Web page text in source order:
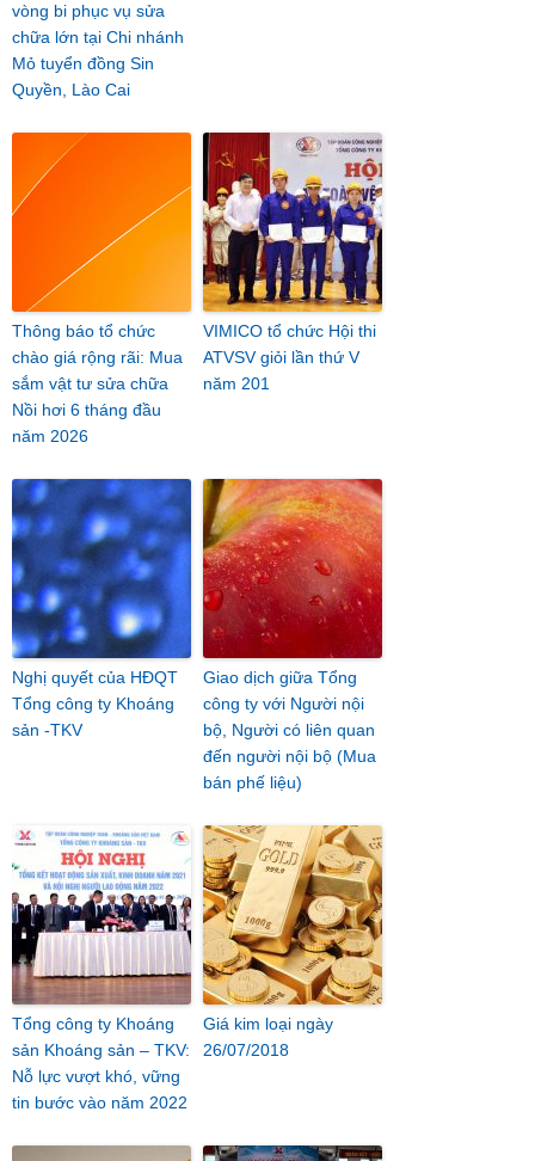
vòng bi phục vụ sửa
chữa lớn tại Chi nhánh
Mỏ tuyển đồng Sin
Quyền, Lào Cai
Thông báo tổ chức
chào giá rộng rãi: Mua
sắm vật tư sửa chữa
Nồi hơi 6 tháng đầu
năm 2026
VIMICO tổ chức Hội thi
ATVSV giỏi lần thứ V
năm 201
Nghị quyết của HĐQT
Tổng công ty Khoáng
sản -TKV
Giao dịch giữa Tổng
công ty với Người nội
bộ, Người có liên quan
đến người nội bộ (Mua
bán phế liệu)
Tổng công ty Khoáng
sản Khoáng sản – TKV:
Nỗ lực vượt khó, vững
tin bước vào năm 2022
Giá kim loại ngày
26/07/2018